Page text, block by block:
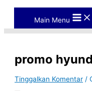
Main Menu
promo
Tinggalkan Komentar /